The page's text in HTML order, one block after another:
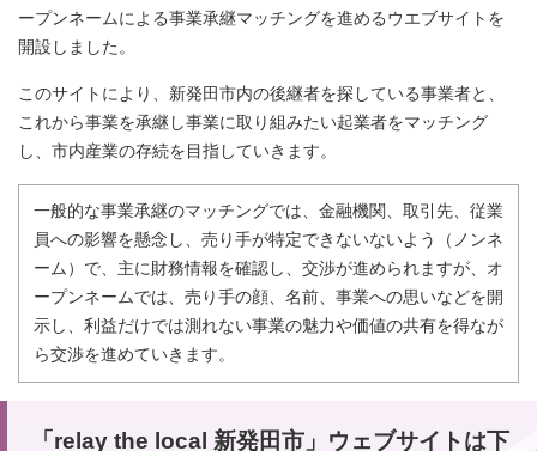
ープンネームによる事業承継マッチングを進めるウエブサイトを
開設しました。
このサイトにより、新発田市内の後継者を探している事業者と、
これから事業を承継し事業に取り組みたい起業者をマッチング
し、市内産業の存続を目指していきます。
一般的な事業承継のマッチングでは、金融機関、取引先、従業
員への影響を懸念し、売り手が特定できないないよう（ノンネ
ーム）で、主に財務情報を確認し、交渉が進められますが、オ
ープンネームでは、売り手の顔、名前、事業への思いなどを開
示し、利益だけでは測れない事業の魅力や価値の共有を得なが
ら交渉を進めていきます。
「relay the local 新発田市」ウェブサイトは下